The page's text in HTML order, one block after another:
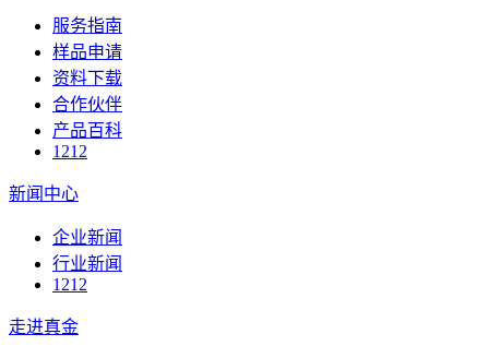
服务指南
样品申请
资料下载
合作伙伴
产品百科
1212
新闻中心
企业新闻
行业新闻
1212
走进真金